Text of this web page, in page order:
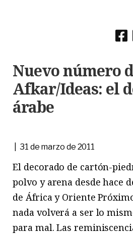
Nuevo número
Afkar/Ideas: el
árabe
| 31 de marzo de 2011
El decorado de cartón-
polvo y arena desde hace
de África y Oriente
nada volverá a ser lo
para mal. Las